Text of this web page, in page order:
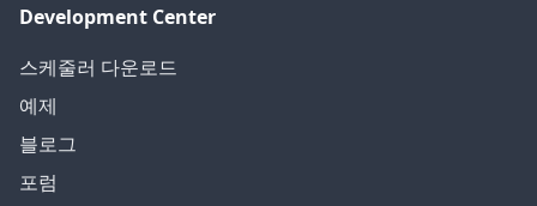
Development Center
스케줄러 다운로드
예제
블로그
포럼